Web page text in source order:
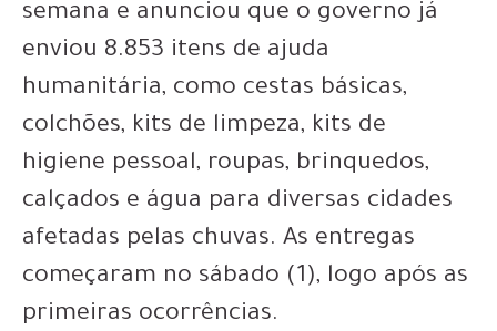
semana e anunciou que o governo já
enviou 8.853 itens de ajuda
humanitária, como cestas básicas,
colchões, kits de limpeza, kits de
higiene pessoal, roupas, brinquedos,
calçados e água para diversas cidades
afetadas pelas chuvas. As entregas
começaram no sábado (1), logo após as
primeiras ocorrências.